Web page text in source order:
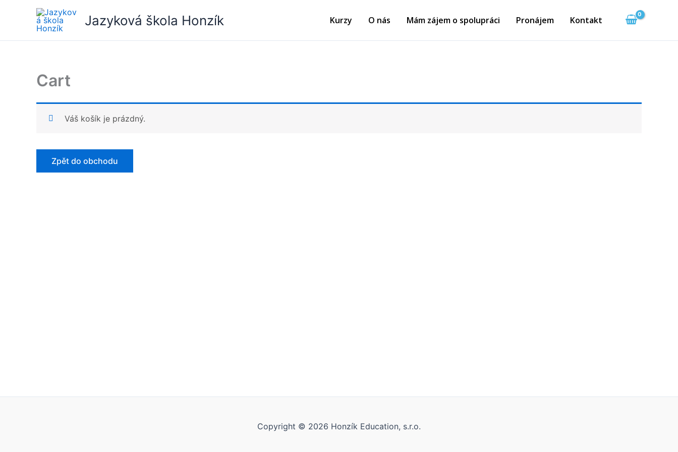
Jazyková škola Honzík Kurzy O nás Mám zájem o spolupráci Pronájem Kontakt
Cart
Váš košík je prázdný.
Zpět do obchodu
Copyright © 2026 Honzík Education, s.r.o.